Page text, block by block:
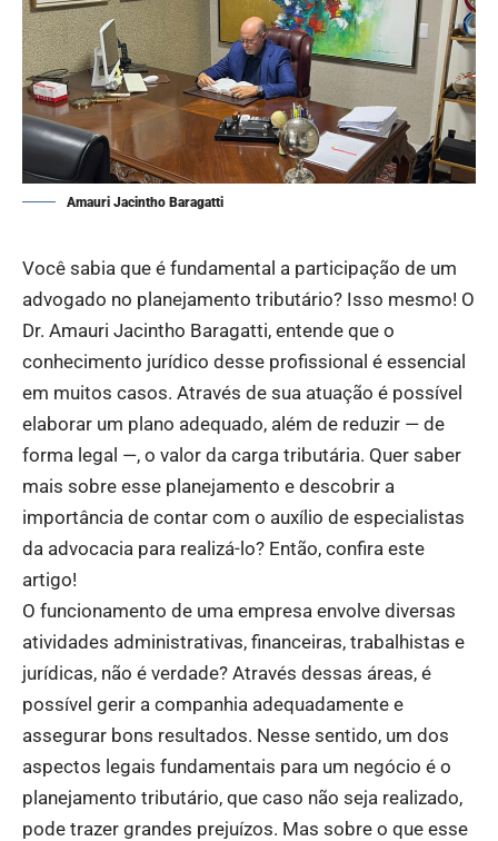
Amauri Jacintho Baragatti
Você sabia que é fundamental a participação de um
advogado no planejamento tributário? Isso mesmo! O
Dr. Amauri Jacintho Baragatti, entende que o
conhecimento jurídico desse profissional é essencial
em muitos casos. Através de sua atuação é possível
elaborar um plano adequado, além de reduzir — de
forma legal —, o valor da carga tributária. Quer saber
mais sobre esse planejamento e descobrir a
importância de contar com o auxílio de especialistas
da advocacia para realizá-lo? Então, confira este
artigo!
O funcionamento de uma empresa envolve diversas
atividades administrativas, financeiras, trabalhistas e
jurídicas, não é verdade? Através dessas áreas, é
possível gerir a companhia adequadamente e
assegurar bons resultados. Nesse sentido, um dos
aspectos legais fundamentais para um negócio é o
planejamento tributário, que caso não seja realizado,
pode trazer grandes prejuízos. Mas sobre o que esse